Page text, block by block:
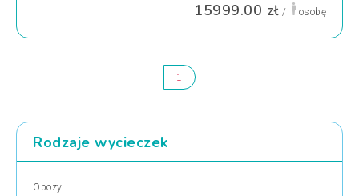
15999.00 zł / osobę
1
Rodzaje wycieczek
Obozy